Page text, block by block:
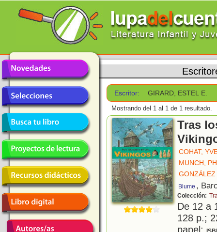
Escritor: GIRARD, ESTEL E.
Mostrando del 1 al 1 de 1 resultado.
Tras
COHAT,
MUNCH,
Blume ,
Colección:
De 12 a
128 p.;
papel;